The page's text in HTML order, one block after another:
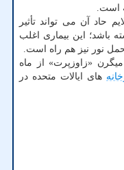
است.
حاد آن می تواند تأثیر
باشد؛ این بیماری اغلب
نور نیز هم راه است.
«زاوزپرت» از ماه
های ایالات متحده در